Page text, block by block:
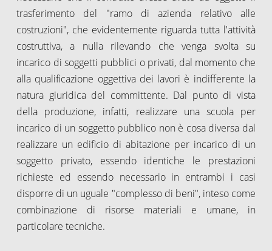
trasferimento del "ramo di azienda relativo alle
costruzioni", che evidentemente riguarda tutta l'attività
costruttiva, a nulla rilevando che venga svolta su
incarico di soggetti pubblici o privati, dal momento che
alla qualificazione oggettiva dei lavori è indifferente la
natura giuridica del committente. Dal punto di vista
della produzione, infatti, realizzare una scuola per
incarico di un soggetto pubblico non è cosa diversa dal
realizzare un edificio di abitazione per incarico di un
soggetto privato, essendo identiche le prestazioni
richieste ed essendo necessario in entrambi i casi
disporre di un uguale "complesso di beni", inteso come
combinazione di risorse materiali e umane, in
particolare tecniche.